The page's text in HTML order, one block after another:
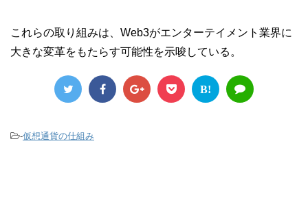
これらの取り組みは、Web3がエンターテイメント業界に
大きな変革をもたらす可能性を示唆している。
B!
-仮想通貨の仕組み